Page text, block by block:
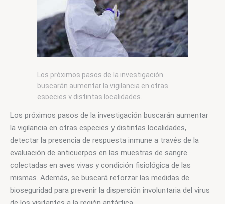
Los próximos pasos de la investigación
buscarán aumentar la vigilancia en otras
especies y distintas localidades.
Los próximos pasos de la investigación buscarán aumentar
la vigilancia en otras especies y distintas localidades,
detectar la presencia de respuesta inmune a través de la
evaluación de anticuerpos en las muestras de sangre
colectadas en aves vivas y condición fisiológica de las
mismas. Además, se buscará reforzar las medidas de
bioseguridad para prevenir la dispersión involuntaria del virus